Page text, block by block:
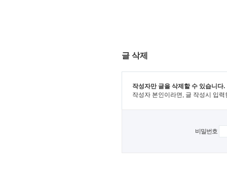
글 삭제
작성자만 글을 삭제할 수 있습니다.
작성자 본인이라면, 글 작성시 입
비밀번호